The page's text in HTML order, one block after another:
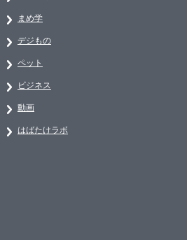
まめ学
デジもの
ペット
ビジネス
動画
はばたけラボ